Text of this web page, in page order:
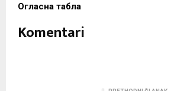
Огласна табла
Komentari